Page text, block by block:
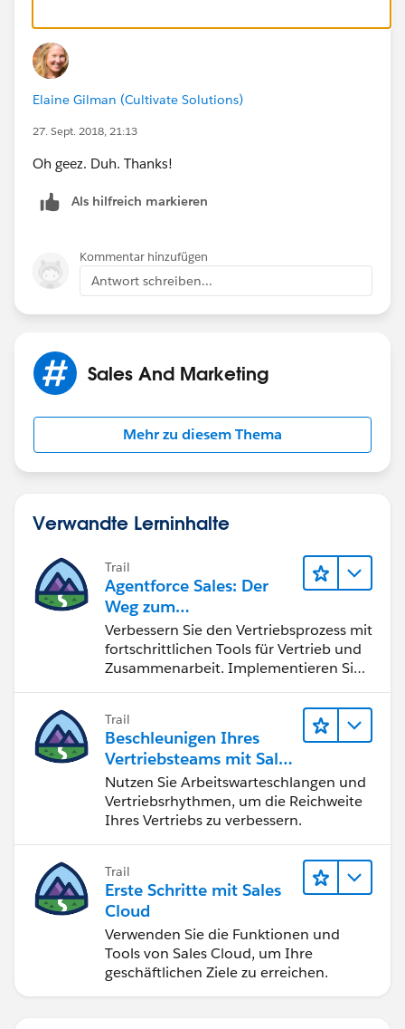
Elaine Gilman (Cultivate Solutions)
27. Sept. 2018, 21:13
Oh geez. Duh. Thanks!
Als hilfreich markieren
Kommentar hinzufügen
Antwort schreiben...
Sales And Marketing
Mehr zu diesem Thema
Verwandte Lerninhalte
Trail
Agentforce Sales: Der
Weg zum
Vertriebsspezialisten
Verbessern Sie den Vertriebsprozess mit
fortschrittlichen Tools für Vertrieb und
Zusammenarbeit. Implementieren Sie
schließen Sie den Lead-zu-Cash-Zyklus
erfolgreich ab.
Trail
Beschleunigen Ihres
Vertriebsteams mit Sales
Engagement
Nutzen Sie Arbeitswarteschlangen und
Vertriebsrhythmen, um die Reichweite
Ihres Vertriebs zu verbessern.
Trail
Erste Schritte mit Sales
Cloud
Verwenden Sie die Funktionen und
Tools von Sales Cloud, um Ihre
geschäftlichen Ziele zu erreichen.